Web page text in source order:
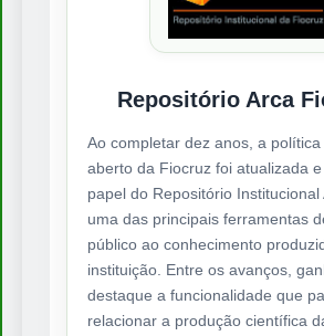
Repositório Arca
Ao completar dez anos, a
aberto da Fiocruz foi atualizada
papel do Repositório Institucional
uma das principais ferramentas
público ao conhecimento
instituição. Entre os avanços,
destaque a funcionalidade que
relacionar a produção científica